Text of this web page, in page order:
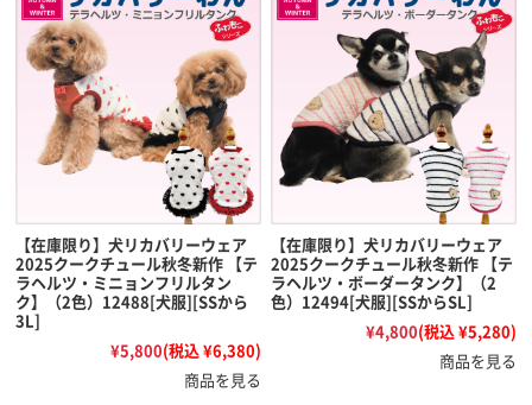
【在庫限り】犬リカバリーウェア
2025クークチュール秋冬新作 【テ
ラヘルツ・ミニョンフリルタン
ク】（2色）12488[犬服][SSから
3L]
¥5,800(税込 ¥6,380)
商品を見る
【在庫限り】犬リカバリーウェア
2025クークチュール秋冬新作 【テ
ラヘルツ・ボーダータンク】（2
色）12494[犬服][SSからSL]
¥4,800(税込 ¥5,280)
商品を見る